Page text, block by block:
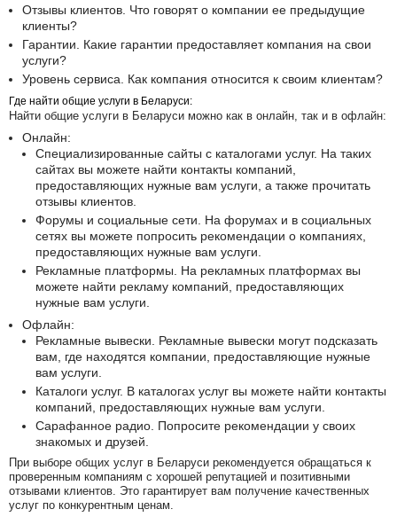
Отзывы клиентов. Что говорят о компании ее предыдущие
клиенты?
Гарантии. Какие гарантии предоставляет компания на свои
услуги?
Уровень сервиса. Как компания относится к своим клиентам?
Где найти общие услуги в Беларуси:
Найти общие услуги в Беларуси можно как в онлайн, так и в офлайн:
Онлайн:
Специализированные сайты с каталогами услуг. На таких
сайтах вы можете найти контакты компаний,
предоставляющих нужные вам услуги, а также прочитать
отзывы клиентов.
Форумы и социальные сети. На форумах и в социальных
сетях вы можете попросить рекомендации о компаниях,
предоставляющих нужные вам услуги.
Рекламные платформы. На рекламных платформах вы
можете найти рекламу компаний, предоставляющих
нужные вам услуги.
Офлайн:
Рекламные вывески. Рекламные вывески могут подсказать
вам, где находятся компании, предоставляющие нужные
вам услуги.
Каталоги услуг. В каталогах услуг вы можете найти контакты
компаний, предоставляющих нужные вам услуги.
Сарафанное радио. Попросите рекомендации у своих
знакомых и друзей.
При выборе общих услуг в Беларуси рекомендуется обращаться к
проверенным компаниям с хорошей репутацией и позитивными
отзывами клиентов. Это гарантирует вам получение качественных
услуг по конкурентным ценам.